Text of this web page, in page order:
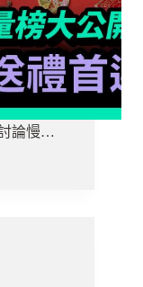
論慢…